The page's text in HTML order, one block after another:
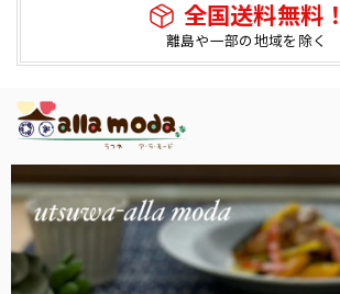
全国送料無料！
離島や一部の地域を除く